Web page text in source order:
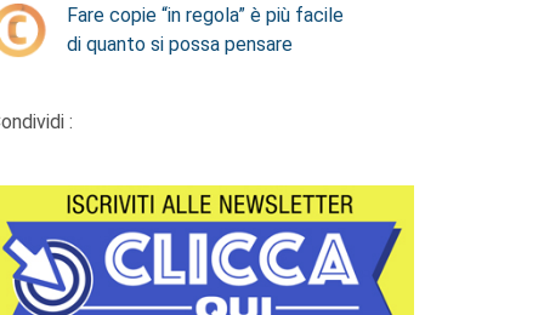
Fare copie “in regola” è più facile
di quanto si possa pensare
: